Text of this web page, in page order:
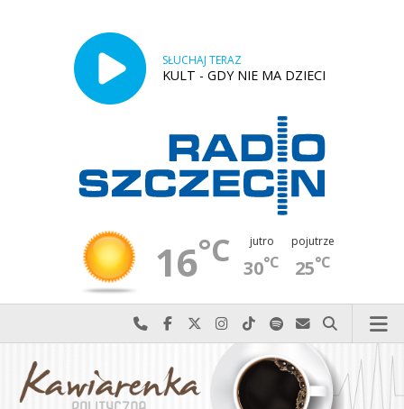
SŁUCHAJ TERAZ
KULT - GDY NIE MA DZIECI
16°C jutro
30°C
pojutrze
25°C
Najlepiej po prostu do nas zadzwoń
Odwiedź nas na Facebook-u
Odwiedź nas na X
Odwiedź nas na Instagram-ie
Odwiedź nas na TikTok-u
Szukaj nas na Spotify
Wyślij do nas
Szukaj